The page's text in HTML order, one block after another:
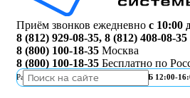
Приём звонков ежедневно с 10:00
8 (812) 929-08-35, 8 (812) 408-08-35
8 (800) 100-18-35 Москва
8 (800) 100-18-35 Бесплатно по
Работа офисаПН-ПТ 10:00-19:00 | СБ 12:00-